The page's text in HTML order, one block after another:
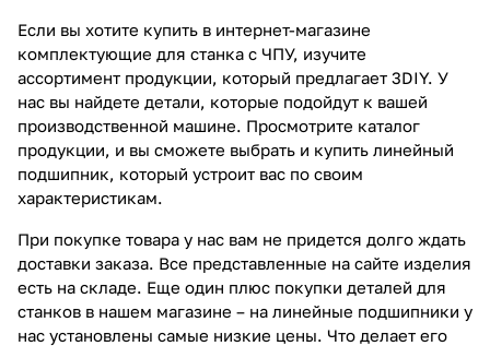
Если вы хотите купить в интернет-магазине
комплектующие для станка с ЧПУ, изучите
ассортимент продукции, который предлагает 3DIY. У
нас вы найдете детали, которые подойдут к вашей
производственной машине. Просмотрите каталог
продукции, и вы сможете выбрать и купить линейный
подшипник, который устроит вас по своим
характеристикам.
При покупке товара у нас вам не придется долго ждать
доставки заказа. Все представленные на сайте изделия
есть на складе. Еще один плюс покупки деталей для
станков в нашем магазине – на линейные подшипники у
нас установлены самые низкие цены. Что делает его